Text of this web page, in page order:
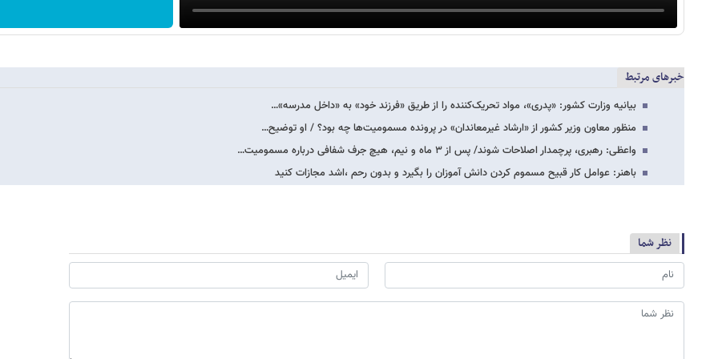
خبرهای مرتبط
بیانیه وزارت کشور: «پدری»، مواد تحریک‌کننده را از طریق «فرزند خود» به «داخل مدرسه»…
منظور معاون وزیر کشور از «ارشاد غیرمعاندان» در پرونده مسمومیت‌ها چه بود؟ / او توضیح…
واعظی: رهبری، پرچمدار اصلاحات شوند/ پس از ۳ ماه و نیم، هیچ جرف شفافی درباره مسمومیت…
باهنر: عوامل کار قبیح مسموم کردن دانش آموزان را بگیرد و بدون رحم ،اشد مجازات کنید
نظر شما